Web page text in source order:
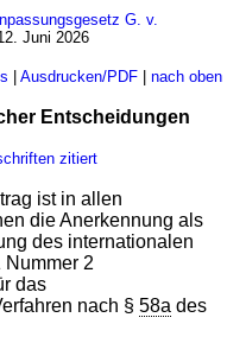
G. v.
Juni 2026
Ausdrucken/PDF| nach oben
Entscheidungen
zitiert
ist in allen
die Anerkennung als
des internationalen
Nummer 2
das
nach §58a des